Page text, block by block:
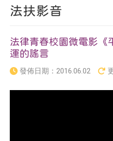
法扶影音
法律青春校園微電影《
運的謠言
發佈日期： 2016.06.02